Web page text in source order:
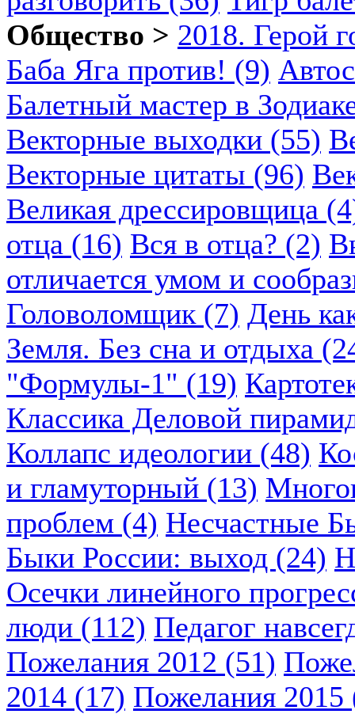
Общество > 2018. Герой
Баба Яга против! (9)
Балетный мастер в
Векторные выходки (55)
Векторные цитаты (96)
Великая дрессировщица
отца (16) Вся в отца? (2)
отличается умом и
Головоломщик (7) День
Земля. Без сна и отдыха
"Формулы-1" (19)
Классика Деловой
Коллапс идеологии (48)
и гламуторный (13)
проблем (4) Несчастные
Быки России: выход (24)
Осечки линейного
люди (112) Педагог
Пожелания 2012 (51)
2014 (17) Пожелания 2015